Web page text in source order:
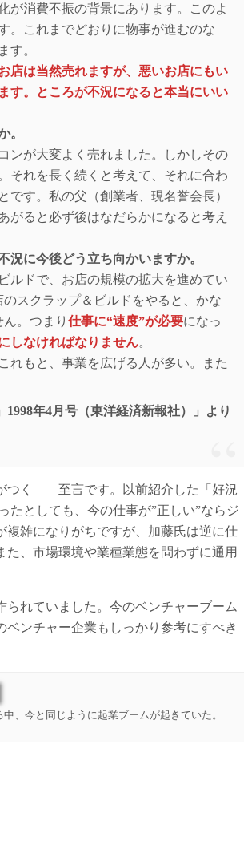
消費不振の背景にあります。このよ
。これまでどおりに物事が進むのな
す。
店は当然売れますが、悪いお店にもい
す。ところが不況になると本当にいい
。
ンが大変よく売れました。しかしその
それを長く続くと考えて、それに合わ
す。私の父（創業者、現名誉会長）
がると必ず後はなだらかになると考え
に今後どう立ち向かいますか。
ルドで、お店の規模の拡大を進めてい
スクラップ＆ビルドをやると、かな
。つまり 仕事に“速度”が必要になっ
しなければなりません。
もと、事業を広げる人が多い。また
1998年4月号（東洋経済新報社）」より
つく――至言です。以前紹介した「好況
たとしても、今の仕事が”正しい”ならジ
複雑になりがちですが、加藤氏は逆に仕
、市場環境や業種業態を問わずに通用
られていました。今のベンチャーブーム
ンチャー企業もしっかり参考にすべき
、今と同じように起業ブームが起きていた。